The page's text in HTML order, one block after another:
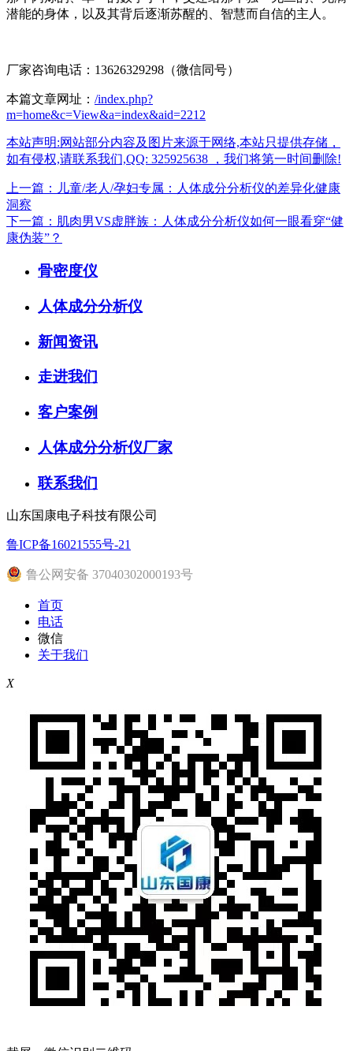
潜能的身体，以及其背后逐渐苏醒的、智慧而自信的主人。
厂家咨询电话：13626329298（微信同号）
本篇文章网址： /index.php?
m=home&c=View&a=index&aid=2212
本站声明:网站部分内容及图片来源于网络,本站只提供存储，
如有侵权,请联系我们,QQ: 325925638 ，我们将第一时间删除!
上一篇：儿童/老人/孕妇专属：人体成分分析仪的差异化健康
洞察
下一篇：肌肉男VS虚胖族：人体成分分析仪如何一眼看穿“健
康伪装”？
骨密度仪
人体成分分析仪
新闻资讯
走进我们
客户案例
人体成分分析仪厂家
联系我们
山东国康电子科技有限公司
鲁ICP备16021555号-21
鲁公网安备 37040302000193号
首页
电话
微信
关于我们
X